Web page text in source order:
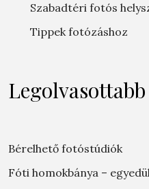
Szabadtéri fotós
Tippek fotózáshoz
Bérelhető fotóstúdiók
Fóti homokbánya –